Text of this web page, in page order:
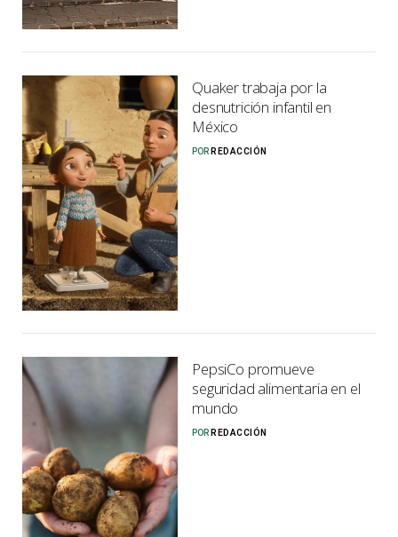
Quaker trabaja por la
desnutrición infantil en
México
POR REDACCIÓN
PepsiCo promueve
seguridad alimentaria en el
mundo
POR REDACCIÓN